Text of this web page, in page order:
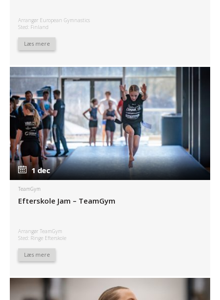
Arrangør European Gymnastics
Sted: Finland
Læs mere
1 dec
1 dec
TeamGym
Efterskole Jam – TeamGym
Arrangør TeamGym
Sted: Ringe Efterskole
Læs mere